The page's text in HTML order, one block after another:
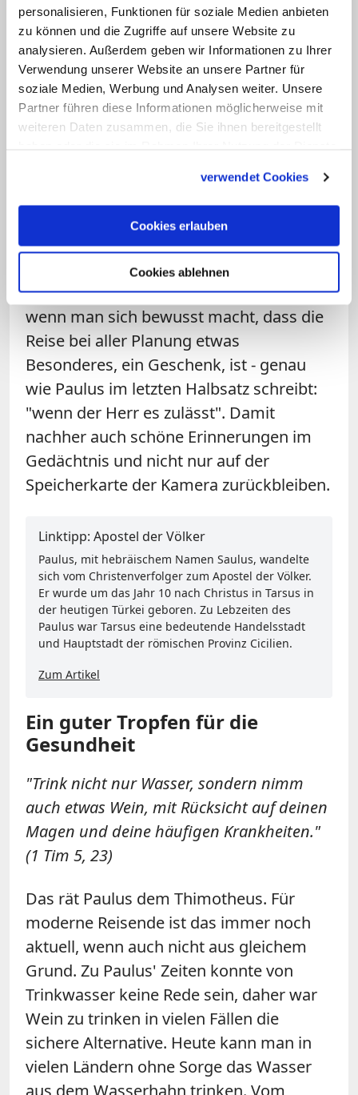
personalisieren, Funktionen für soziale Medien anbieten
zu können und die Zugriffe auf unsere Website zu
analysieren. Außerdem geben wir Informationen zu Ihrer
Verwendung unserer Website an unsere Partner für
soziale Medien, Werbung und Analysen weiter. Unsere
Partner führen diese Informationen möglicherweise mit
weiteren Daten zusammen, die Sie ihnen bereitgestellt
verwendet Cookies
Cookies erlauben
Cookies ablehnen
Vorfreude auf die Reise und ein
Wiedersehen mit Freunden geht aus
vielen von Paulus' Briefen hervor, in
denen er seine Reisepläne schildert. Auch
wir freuen uns manchmal schon das
heißersehnte Moment dann ein, ist man
ganz woanders. Gerade im Urlaub oder
bei dem Besuch von Freunden bietet es
sich aber an, abzuschalten und zu
genießen. Vielleicht gelingt das besser,
wenn man sich bewusst macht, dass die
Reise bei aller Planung etwas
Besonderes, ein Geschenk, ist - genau
wie Paulus im letzten Halbsatz schreibt:
"wenn der Herr es zulässt". Damit
nachher auch schöne Erinnerungen im
Gedächtnis und nicht nur auf der
Speicherkarte der Kamera zurückbleiben.
Linktipp: Apostel der Völker
Paulus, mit hebräischem Namen Saulus, wandelte
sich vom Christenverfolger zum Apostel der Völker.
Er wurde um das Jahr 10 nach Christus in Tarsus in
der heutigen Türkei geboren. Zu Lebzeiten des
Paulus war Tarsus eine bedeutende Handelsstadt
und Hauptstadt der römischen Provinz Cicilien.
Zum Artikel
Ein guter Tropfen für die
Gesundheit
"Trink nicht nur Wasser, sondern nimm
auch etwas Wein, mit Rücksicht auf deinen
Magen und deine häufigen Krankheiten."
(1 Tim 5, 23)
Das rät Paulus dem Thimotheus. Für
moderne Reisende ist das immer noch
aktuell, wenn auch nicht aus gleichem
Grund. Zu Paulus' Zeiten konnte von
Trinkwasser keine Rede sein, daher war
Wein zu trinken in vielen Fällen die
sichere Alternative. Heute kann man in
vielen Ländern ohne Sorge das Wasser
aus dem Wasserhahn trinken. Vom